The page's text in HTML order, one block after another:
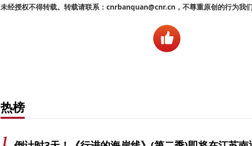
未经授权不得转载。转载请联系：cnrbanquan@cnr.cn，不尊重原创的行为我们
热榜